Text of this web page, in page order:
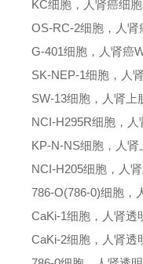
KC细胞，人肾癌细胞
OS-RC-2细胞，人肾
G-401细胞，人肾癌
SK-NEP-1细胞，人
SW-13细胞，人肾上
NCI-H295R细胞，
KP-N-NS细胞，人
NCI-H205细胞，人
786-O(786-0)细胞，
CaKi-1细胞，人肾透
CaKi-2细胞，人肾透